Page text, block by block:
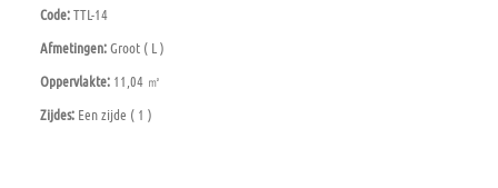
Code:TTL-14
Afmetingen:Groot ( L )
Oppervlakte: 11,04 ㎡
Zijdes: Een zijde ( 1 )